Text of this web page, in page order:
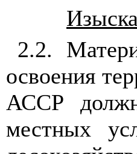
Изы
2.2.
освоения
АССР
местных